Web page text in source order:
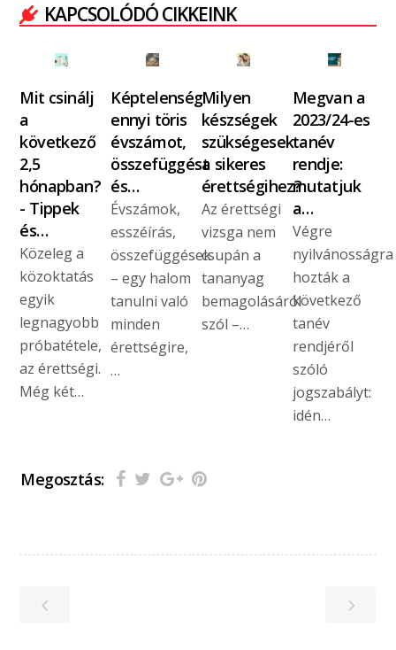
KAPCSOLÓDÓ CIKKEINK
Mit csinálj
a
következő
2,5
hónapban?
- Tippek
és…
Közeleg a
közoktatás
egyik
legnagyobb
próbatétele,
az érettségi.
Még két…
Képtelenség
ennyi töris
évszámot,
összefüggést
és…
Évszámok,
esszéírás,
összefüggések
– egy halom
tanulni való
minden
érettségire,
…
Milyen
készségek
szükségesek
a sikeres
érettségihez?
Az érettségi
vizsga nem
csupán a
tananyag
bemagolásáról
szól –…
Megvan a
2023/24-es
tanév
rendje:
mutatjuk
a…
Végre
nyilvánosságra
hozták a
következő
tanév
rendjéről
szóló
jogszabályt:
idén…
Megosztás: